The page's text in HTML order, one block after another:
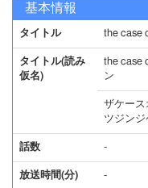
基本情報
タイトル the case
タイトル(読み
仮名)
the case
ン
ザケース
ツジンジ
話数 -
放送時間(分) -